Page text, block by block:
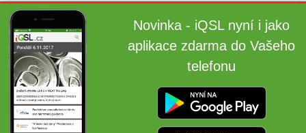
Novinka - iQSL nyní i jako
aplikace zdarma do Vašeho
telefonu